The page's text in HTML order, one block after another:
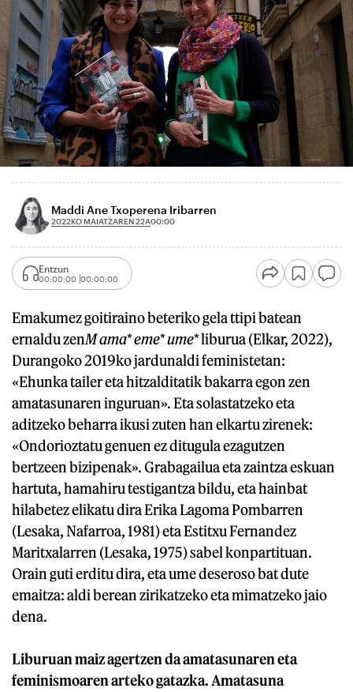
Maddi Ane Txoperena Iribarren
2022KO MAIATZAREN 22A00:00
Entzun
00:00:00 00:00:00
Emakumez goitiraino beteriko gela ttipi batean
ernaldu zenM ama* eme* ume*liburua (Elkar, 2022),
Durangoko 2019ko jardunaldi feministetan:
«Ehunka tailer eta hitzalditatik bakarra egon zen
amatasunaren inguruan». Eta solastatzeko eta
aditzeko beharra ikusi zuten han elkartu zirenek:
«Ondorioztatu genuen ez ditugula ezagutzen
bertzeen bizipenak». Grabagailua eta zaintza eskuan
hartuta, hamahiru testigantza bildu, eta hainbat
hilabetez elikatu dira Erika Lagoma Pombarren
(Lesaka, Nafarroa, 1981) eta Estitxu Fernandez
Maritxalarren (Lesaka, 1975) sabel konpartituan.
Orain guti erditu dira, eta ume deseroso bat dute
emaitza: aldi berean zirikatzeko eta mimatzeko jaio
dena.
Liburuan maiz agertzen da amatasunaren eta
feminismoaren arteko gatazka. Amatasuna